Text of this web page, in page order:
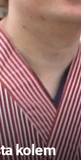
kolem